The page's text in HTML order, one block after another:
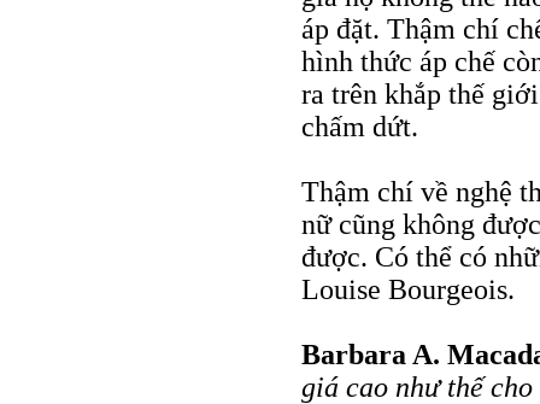
áp đặt. Thậm chí
hình thức áp chế
ra trên khắp thế
chấm dứt.
Thậm chí về nghệ
nữ cũng không
được. Có thể có
Louise Bourgeois.
Barbara A.
giá cao như thế